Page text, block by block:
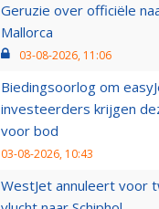
Geruzie over officiële
Mallorca
03-08-2026, 11:06
Biedingsoorlog om
investeerders krijgen
voor bod
03-08-2026, 10:43
WestJet annuleert voor